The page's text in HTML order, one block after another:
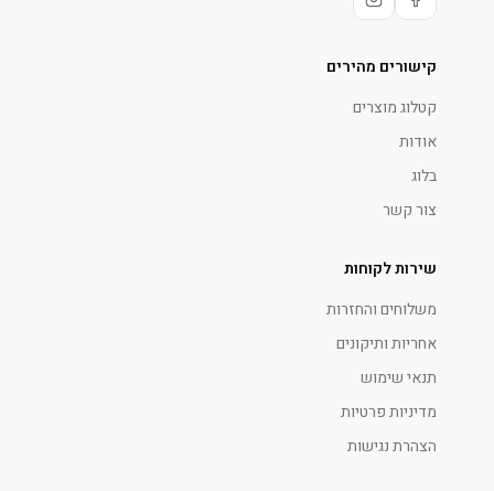
קישורים מהירים
קטלוג מוצרים
אודות
בלוג
צור קשר
שירות לקוחות
משלוחים והחזרות
אחריות ותיקונים
תנאי שימוש
מדיניות פרטיות
הצהרת נגישות